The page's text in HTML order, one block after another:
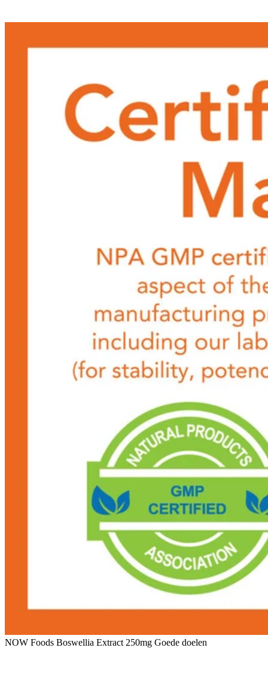
NOW Foods Boswellia Extract 250mg Goede doelen